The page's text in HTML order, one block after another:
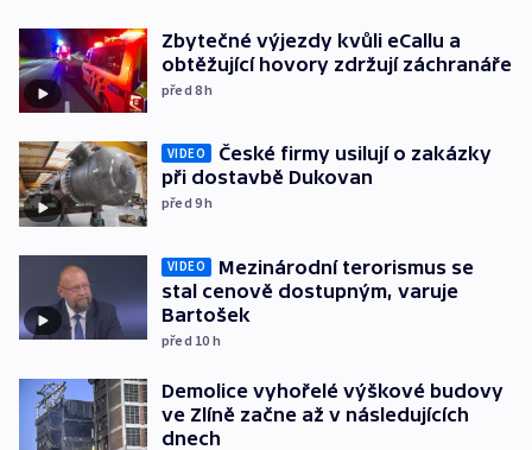
Zbytečné výjezdy kvůli eCallu a
obtěžující hovory zdržují záchranáře
před 8h
VIDEO
České firmy usilují o zakázky
při dostavbě Dukovan
před 9h
VIDEO
Mezinárodní terorismus se
stal cenově dostupným, varuje
Bartošek
před 10 h
Demolice vyhořelé výškové budovy
ve Zlíně začne až v následujících
dnech